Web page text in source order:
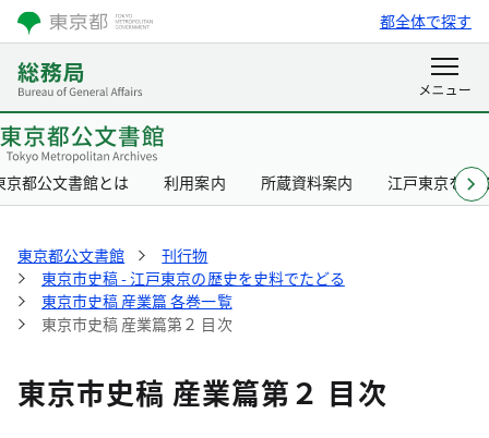
都全体で探す
京都公文書館とは 利用案内 所蔵資料案内 江戸東京を知
東京都公文書館
刊行物
東京市史稿 - 江戸東京の歴史を史料でたどる
東京市史稿 産業篇 各巻一覧
東京市史稿 産業篇第２ 目次
東京市史稿 産業篇第２ 目次